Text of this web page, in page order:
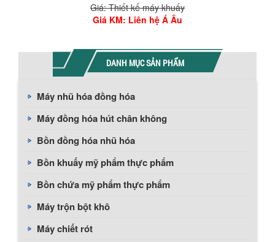
Giá: Thiết kế máy khuấy
Giá KM: Liên hệ Á Âu
DANH MỤC SẢN PHẨM
Máy nhũ hóa đồng hóa
Máy đồng hóa hút chân không
Bồn đồng hóa nhũ hóa
Bồn khuấy mỹ phẩm thực phẩm
Bồn chứa mỹ phẩm thực phẩm
Máy trộn bột khô
Máy chiết rót